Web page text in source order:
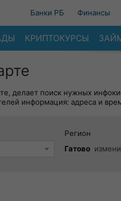
Банки РБ Финансы
КРИПТОКУРСЫ
делает поиск нужных
информация: адреса и
Регион
Гатово